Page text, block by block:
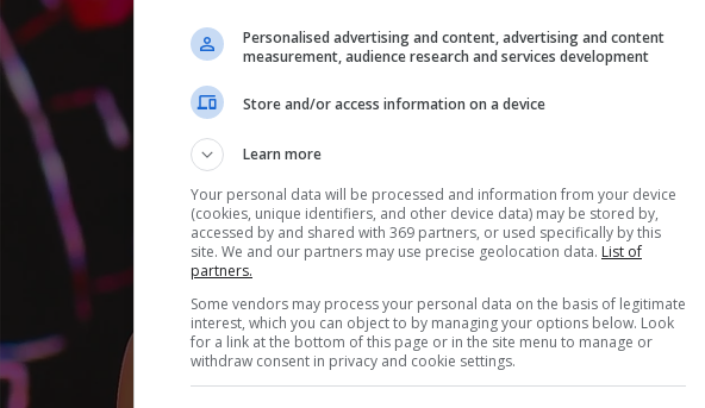
Personalised advertising and content, advertising and content
measurement, audience research and services development
Store and/or access information on a device
Learn more
Your personal data will be processed and information from your device
(cookies, unique identifiers, and other device data) may be stored by,
accessed by and shared with 369 partners, or used specifically by this
site. We and our partners may use precise geolocation data. List of
partners.
Some vendors may process your personal data on the basis of legitimate
interest, which you can object to by managing your options below. Look
for a link at the bottom of this page or in the site menu to manage or
withdraw consent in privacy and cookie settings.